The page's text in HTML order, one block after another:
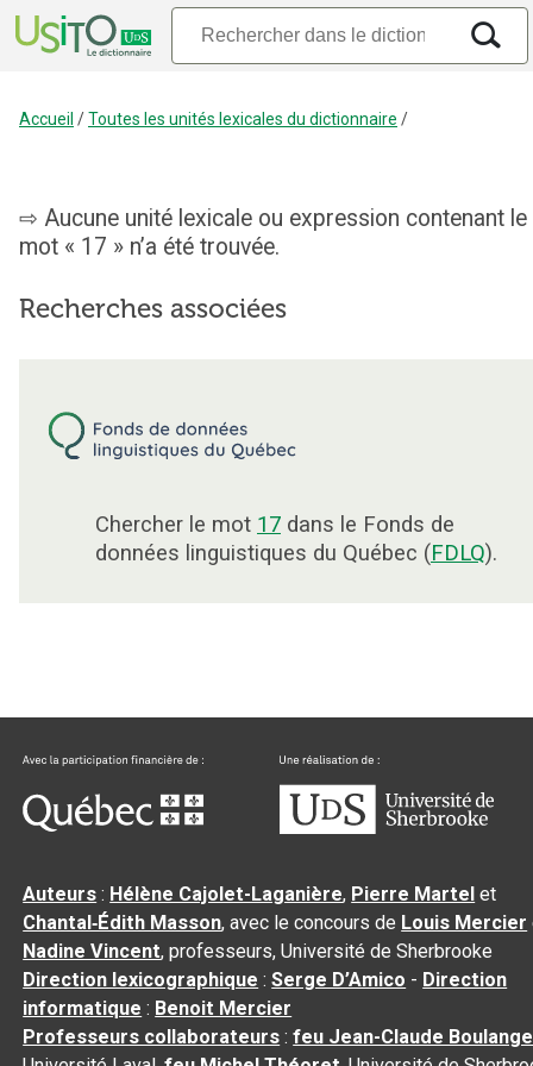
Accueil /Toutes les unités lexicales du dictionnaire /
Aucune unité lexicale ou expression contenant le
mot « 17 » n’a été trouvée.
Recherches associées
Chercher le mot 17 dans le Fonds de
données linguistiques du Québec (FDLQ).
Auteurs : Hélène Cajolet-Laganière, Pierre Martel et
Chantal‑Édith Masson, avec le concours de Louis Mercier
Nadine Vincent, professeurs, Université de Sherbrooke
Direction lexicographique :Serge D’Amico - Direction
informatique : Benoit Mercier
Professeurs collaborateurs :feu Jean-Claude